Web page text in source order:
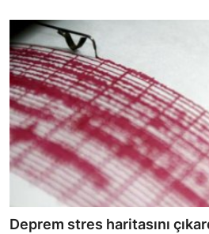
Deprem stres haritasını